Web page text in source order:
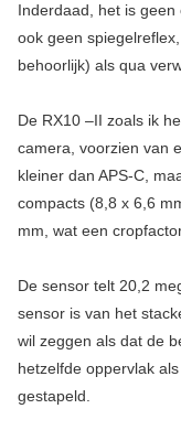
Inderdaad, het is
ook geen
behoorlijk) als qua
De RX10 –II zoals ik
camera, voorzien van
kleiner dan APS-C,
compacts (8,8 x 6,6
mm, wat een
De sensor telt 20,2
sensor is van het
wil zeggen als dat de
hetzelfde oppervlak
gestapeld.